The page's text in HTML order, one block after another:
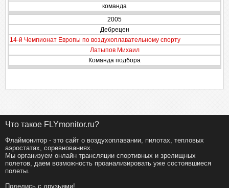
команда
2005
Дебрецен
14-й Чемпионат Европы по воздухоплавательному спорту
Латыпов Михаил
Команда подбора
Что такое FLYmonitor.ru?
Флаймонитор - это сайт о воздухоплавании, пилотах, тепловых
аэростатах, соревнованиях.
Мы организуем онлайн трансляции спортивных и зрелищных
полетов, даем возможность проанализировать уже состоявшиеся
полеты.
Поделись с друзьями!